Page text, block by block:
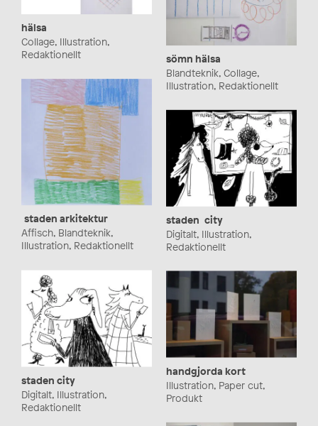
hälsa
Collage, Illustration,
Redaktionellt
sömn hälsa
Blandteknik, Collage,
Illustration, Redaktionellt
staden arkitektur
Affisch, Blandteknik,
Illustration, Redaktionellt
staden city
Digitalt, Illustration,
Redaktionellt
staden city
Digitalt, Illustration,
Redaktionellt
handgjorda kort
Illustration, Paper cut,
Produkt